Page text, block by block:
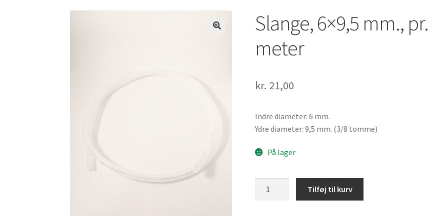
Slange, 6×9,5 mm., pr.
meter
kr. 21,00
Indre diameter: 6 mm.
Ydre diameter: 9,5 mm. (3/8 tomme)
På lager
Tilføj til kurv